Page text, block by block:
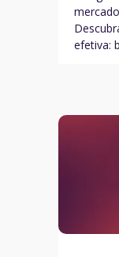
efetiva: